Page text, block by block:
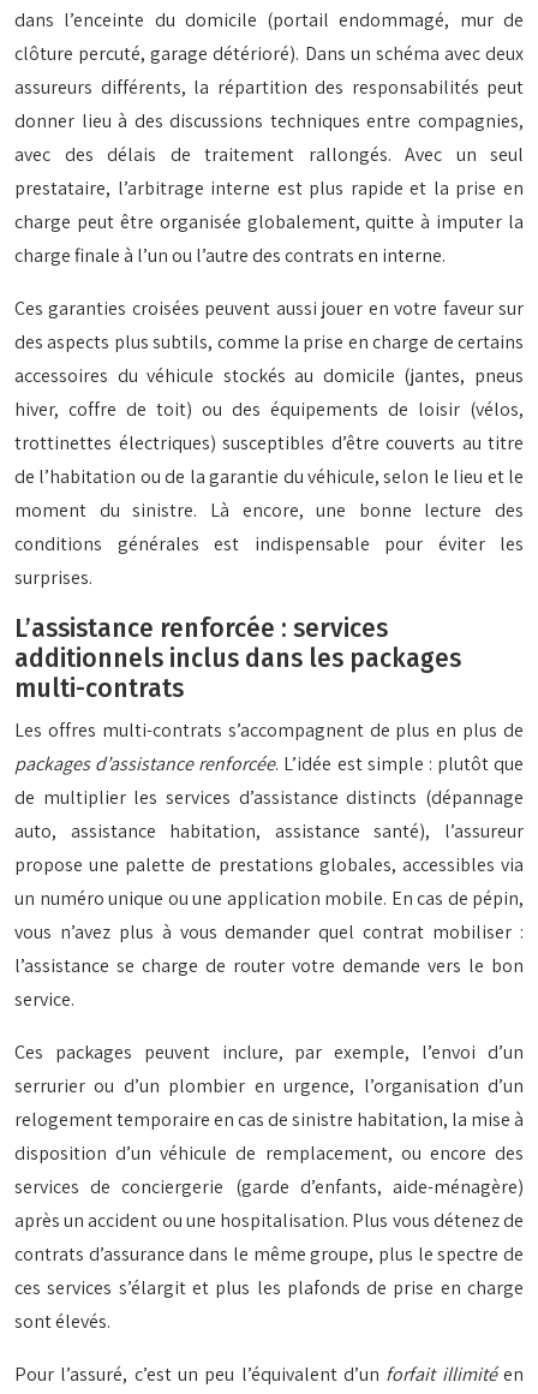
dans l’enceinte du domicile (portail endommagé, mur de
clôture percuté, garage détérioré). Dans un schéma avec deux
assureurs différents, la répartition des responsabilités peut
donner lieu à des discussions techniques entre compagnies,
avec des délais de traitement rallongés. Avec un seul
prestataire, l’arbitrage interne est plus rapide et la prise en
charge peut être organisée globalement, quitte à imputer la
charge finale à l’un ou l’autre des contrats en interne.
Ces garanties croisées peuvent aussi jouer en votre faveur sur
des aspects plus subtils, comme la prise en charge de certains
accessoires du véhicule stockés au domicile (jantes, pneus
hiver, coffre de toit) ou des équipements de loisir (vélos,
trottinettes électriques) susceptibles d’être couverts au titre
de l’habitation ou de la garantie du véhicule, selon le lieu et le
moment du sinistre. Là encore, une bonne lecture des
conditions générales est indispensable pour éviter les
surprises.
L’assistance renforcée : services
additionnels inclus dans les packages
multi-contrats
Les offres multi-contrats s’accompagnent de plus en plus de
packages d’assistance renforcée. L’idée est simple : plutôt que
de multiplier les services d’assistance distincts (dépannage
auto, assistance habitation, assistance santé), l’assureur
propose une palette de prestations globales, accessibles via
un numéro unique ou une application mobile. En cas de pépin,
vous n’avez plus à vous demander quel contrat mobiliser :
l’assistance se charge de router votre demande vers le bon
service.
Ces packages peuvent inclure, par exemple, l’envoi d’un
serrurier ou d’un plombier en urgence, l’organisation d’un
relogement temporaire en cas de sinistre habitation, la mise à
disposition d’un véhicule de remplacement, ou encore des
services de conciergerie (garde d’enfants, aide-ménagère)
après un accident ou une hospitalisation. Plus vous détenez de
contrats d’assurance dans le même groupe, plus le spectre de
ces services s’élargit et plus les plafonds de prise en charge
sont élevés.
Pour l’assuré, c’est un peu l’équivalent d’un forfait illimitéen